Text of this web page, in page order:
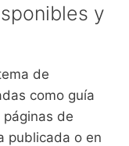
y
de
como guía
de
publicada o en